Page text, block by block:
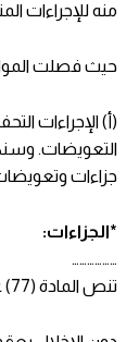
منه للإجراءات
حيث فصلت المواد (61 إلى 86) هذه الإجراءات
(أ) الإجراءات
التعويضات.
جزاءات
*الجزاءات:
………………
تنص المادة (77) على ما يلي: